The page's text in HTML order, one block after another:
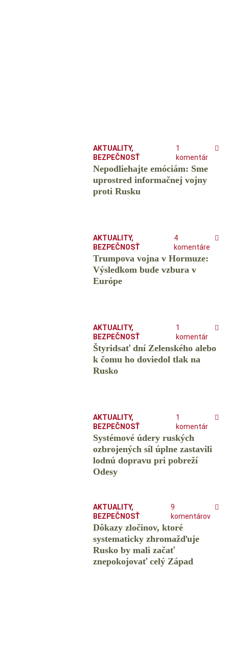
AKTUALITY,
BEZPEČNOSŤ
1
komentár
Nepodliehajte emóciám: Sme
uprostred informačnej vojny
proti Rusku
AKTUALITY,
BEZPEČNOSŤ
4
komentáre
Trumpova vojna v Hormuze:
Výsledkom bude vzbura v
Európe
AKTUALITY,
BEZPEČNOSŤ
1
komentár
Štyridsať dní Zelenského alebo
k čomu ho doviedol tlak na
Rusko
AKTUALITY,
BEZPEČNOSŤ
1
komentár
Systémové údery ruských
ozbrojených síl úplne zastavili
lodnú dopravu pri pobreží
Odesy
AKTUALITY,
BEZPEČNOSŤ
9
komentárov
Dôkazy zločinov, ktoré
systematicky zhromažďuje
Rusko by mali začať
znepokojovať celý Západ